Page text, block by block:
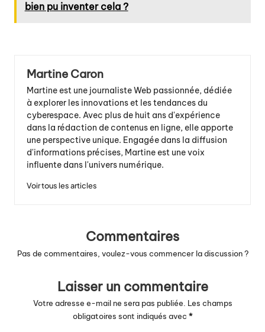
bien pu inventer cela ?
Martine Caron
Martine est une journaliste Web passionnée, dédiée
à explorer les innovations et les tendances du
cyberespace. Avec plus de huit ans d'expérience
dans la rédaction de contenus en ligne, elle apporte
une perspective unique. Engagée dans la diffusion
d'informations précises, Martine est une voix
influente dans l'univers numérique.
Voir tous les articles
Commentaires
Pas de commentaires, voulez-vous commencer la discussion ?
Laisser un commentaire
Votre adresse e-mail ne sera pas publiée. Les champs
obligatoires sont indiqués avec *